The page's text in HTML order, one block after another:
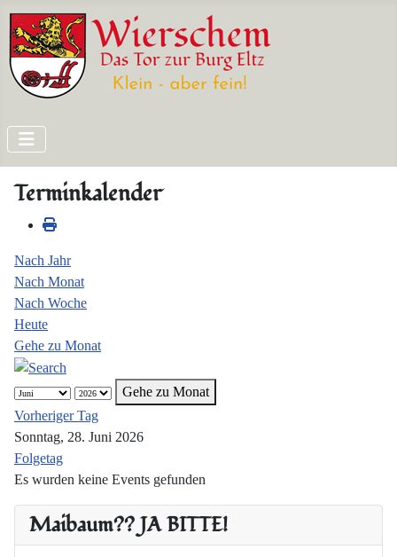
Maibaum?? JA BITTE!
Terminkalender
Nach Jahr
Nach Monat
Nach Woche
Heute
Gehe zu Monat
Gehe zu Monat
Vorheriger Tag
Sonntag, 28. Juni 2026
Folgetag
Es wurden keine Events gefunden